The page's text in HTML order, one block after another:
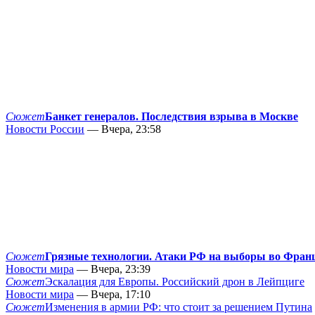
СюжетБанкет генералов. Последствия взрыва в Москве
Новости России — Вчера, 23:58
СюжетГрязные технологии. Атаки РФ на выборы во
Новости мира — Вчера, 23:39
СюжетЭскалация для Европы. Российский дрон в Лейпциге
Новости мира — Вчера, 17:10
СюжетИзменения в армии РФ: что стоит за решением Путина